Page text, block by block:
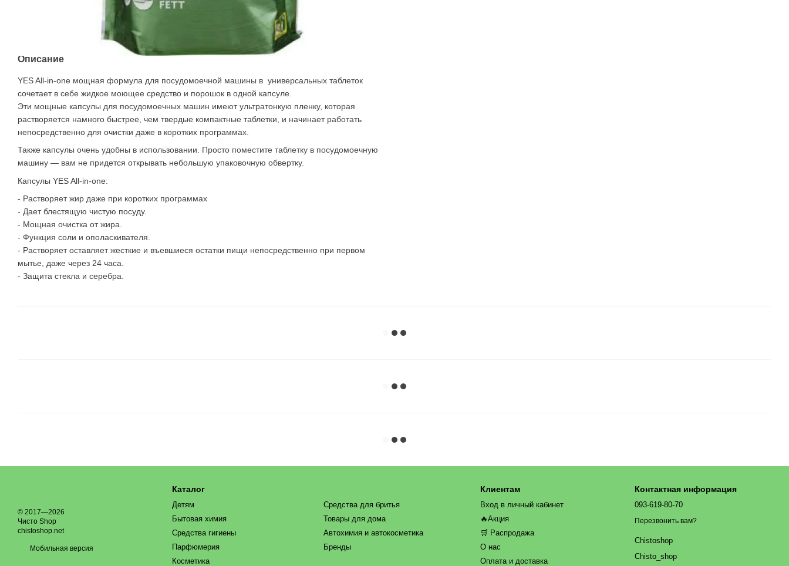
Описание
YES All-in-one мощная формула для посудомоечной машины в универсальных таблеток
сочетает в себе жидкое моющее средство и порошок в одной капсуле.
Эти мощные капсулы для посудомоечных машин имеют ультратонкую пленку, которая
растворяется намного быстрее, чем твердые компактные таблетки, и начинает работать
непосредственно для очистки даже в коротких программах.
Также капсулы очень удобны в использовании. Просто поместите таблетку в посудомоечную
машину — вам не придется открывать небольшую упаковочную обвертку.
Капсулы YES All-in-one:
- Растворяет жир даже при коротких программах
- Дает блестящую чистую посуду.
- Мощная очистка от жира.
- Функция соли и ополаскивателя.
- Растворяет оставляет жесткие и въевшиеся остатки пищи непосредственно при первом
мытье, даже через 24 часа.
- Защита стекла и серебра.
© 2017—2026
Чисто Shop
chistoshop.net
Мобильная версия
Каталог
Детям
Бытовая химия
Средства гигиены
Парфюмерия
Косметика
Средства для бритья
Товары для дома
Автохимия и автокосметика
Бренды
Клиентам
Вход в личный кабинет
🔥Акция
🛒 Распродажа
О нас
Оплата и доставка
Контактная информация
093-619-80-70
Перезвонить вам?
Chistoshop
Chisto_shop